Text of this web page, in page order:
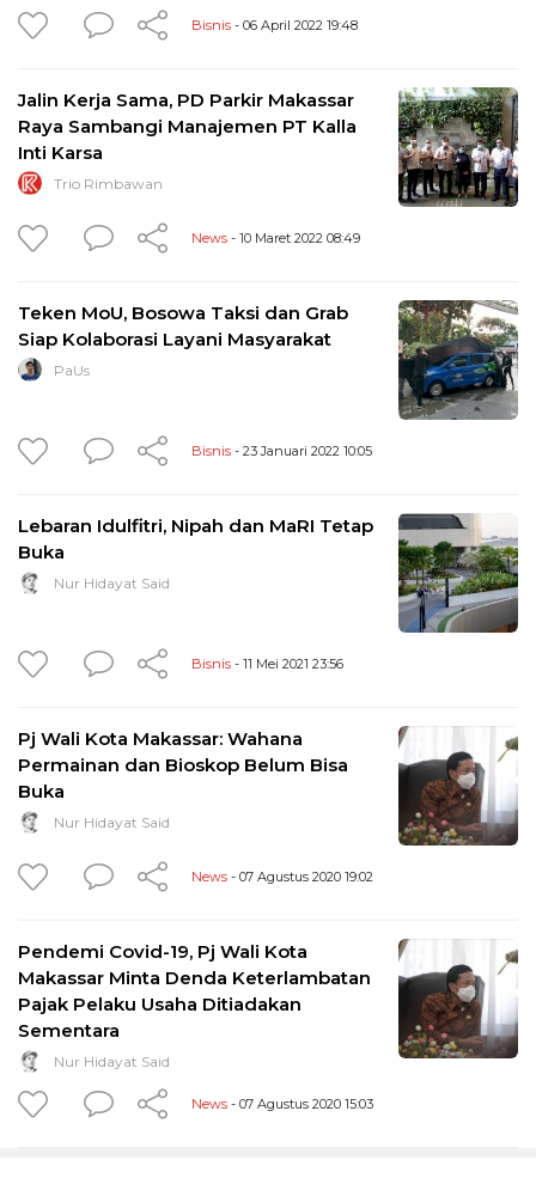
Bisnis - 06 April 2022 19:48
Jalin Kerja Sama, PD Parkir Makassar
Raya Sambangi Manajemen PT Kalla
Inti Karsa
Trio Rimbawan
News - 10 Maret 2022 08:49
Teken MoU, Bosowa Taksi dan Grab
Siap Kolaborasi Layani Masyarakat
PaUs
Bisnis - 23 Januari 2022 10:05
Lebaran Idulfitri, Nipah dan MaRI Tetap
Buka
Nur Hidayat Said
Bisnis - 11 Mei 2021 23:56
Pj Wali Kota Makassar: Wahana
Permainan dan Bioskop Belum Bisa
Buka
Nur Hidayat Said
News - 07 Agustus 2020 19:02
Pendemi Covid-19, Pj Wali Kota
Makassar Minta Denda Keterlambatan
Pajak Pelaku Usaha Ditiadakan
Sementara
Nur Hidayat Said
News - 07 Agustus 2020 15:03